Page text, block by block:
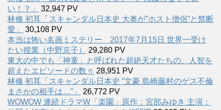
い！？」
32,947 PV
林修 初耳「スキャンダル日本史 大奥が”ホスト僧侶”と禁断
愛」
30,108 PV
本当は怖い名画ミステリー 2017年7月15日 世界一受け
たい授業（中野京子）
29,280 PV
東大の中でも「神童」と呼ばれた超絶天才たちの、人智を
超えたエピソードの数々 28,951 PV
林修 初耳「スキャンダル日本史 ”文豪 島崎藤村のゲス不倫
まさかの相手は…”」
26,772 PV
WOWOW 連続ドラマW「楽園」原作：宮部みゆき 主演：